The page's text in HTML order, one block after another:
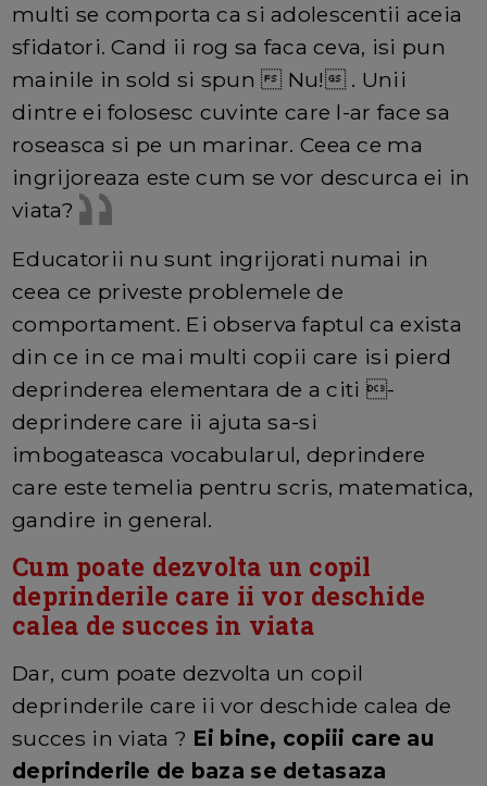
multi se comporta ca si adolescentii aceia
sfidatori. Cand ii rog sa faca ceva, isi pun
mainile in sold si spun  Nu! . Unii
dintre ei folosesc cuvinte care l-ar face sa
roseasca si pe un marinar. Ceea ce ma
ingrijoreaza este cum se vor descurca ei in
viata?
Educatorii nu sunt ingrijorati numai in
ceea ce priveste problemele de
comportament. Ei observa faptul ca exista
din ce in ce mai multi copii care isi pierd
deprinderea elementara de a citi -
deprindere care ii ajuta sa-si
imbogateasca vocabularul, deprindere
care este temelia pentru scris, matematica,
gandire in general.
Cum poate dezvolta un copil
deprinderile care ii vor deschide
calea de succes in viata
Dar, cum poate dezvolta un copil
deprinderile care ii vor deschide calea de
succes in viata ? Ei bine, copiii care au
deprinderile de baza se detasaza